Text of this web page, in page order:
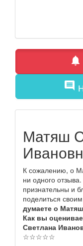
notifications
comment
Матяш
К сожалению, о
ни одного
признательны и
поделиться
думаете о
Как вы
Светлана
☆☆☆☆☆